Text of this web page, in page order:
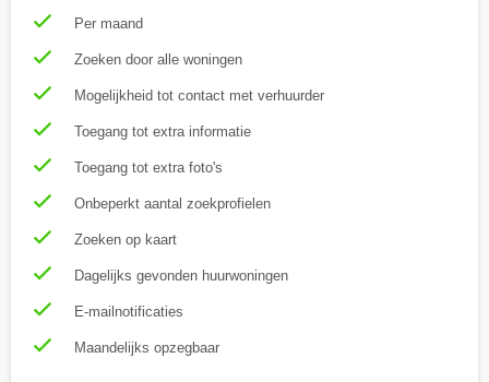
Per maand
Zoeken door alle woningen
Mogelijkheid tot contact met verhuurder
Toegang tot extra informatie
Toegang tot extra foto's
Onbeperkt aantal zoekprofielen
Zoeken op kaart
Dagelijks gevonden huurwoningen
E-mailnotificaties
Maandelijks opzegbaar